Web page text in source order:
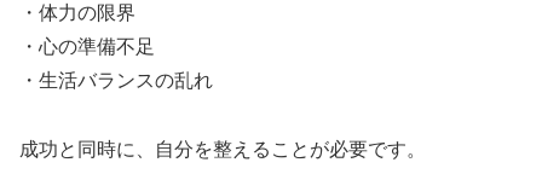
・体力の限界
・心の準備不足
・生活バランスの乱れ
成功と同時に、自分を整えることが必要です。